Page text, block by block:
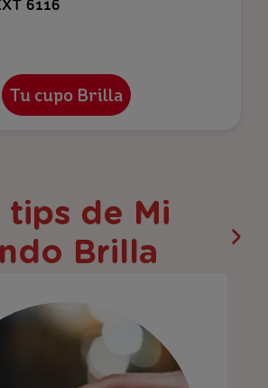
6116
tips de Mi
Brilla